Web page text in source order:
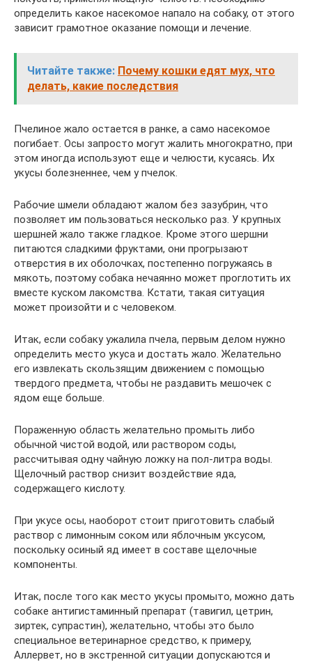
определить какое насекомое напало на собаку, от этого
зависит грамотное оказание помощи и лечение.
Читайте также: Почему кошки едят мух, что
делать, какие последствия
Пчелиное жало остается в ранке, а само насекомое
погибает. Осы запросто могут жалить многократно, при
этом иногда используют еще и челюсти, кусаясь. Их
укусы болезненнее, чем у пчелок.
Рабочие шмели обладают жалом без зазубрин, что
позволяет им пользоваться несколько раз. У крупных
шершней жало также гладкое. Кроме этого шершни
питаются сладкими фруктами, они прогрызают
отверстия в их оболочках, постепенно погружаясь в
мякоть, поэтому собака нечаянно может проглотить их
вместе куском лакомства. Кстати, такая ситуация
может произойти и с человеком.
Итак, если собаку ужалила пчела, первым делом нужно
определить место укуса и достать жало. Желательно
его извлекать скользящим движением с помощью
твердого предмета, чтобы не раздавить мешочек с
ядом еще больше.
Пораженную область желательно промыть либо
обычной чистой водой, или раствором соды,
рассчитывая одну чайную ложку на пол-литра воды.
Щелочный раствор снизит воздействие яда,
содержащего кислоту.
При укусе осы, наоборот стоит приготовить слабый
раствор с лимонным соком или яблочным уксусом,
поскольку осиный яд имеет в составе щелочные
компоненты.
Итак, после того как место укусы промыто, можно дать
собаке антигистаминный препарат (тавигил, цетрин,
зиртек, супрастин), желательно, чтобы это было
специальное ветеринарное средство, к примеру,
Аллервет, но в экстренной ситуации допускаются и